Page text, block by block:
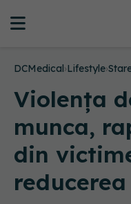
DCMedical›Lifestyle›
Violența
munca,
din